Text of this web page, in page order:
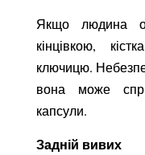
Якщо людина
кінцівкою,
ключицю.
вона може
капсули.
Задній вивих